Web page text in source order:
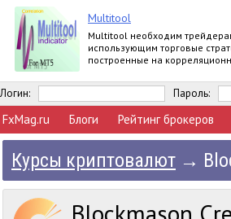
Multitool
Multitool необходим
использующим торговые
построенные на
Логин: Пароль:
FxMag.ru Блоги Рейтинг брокеров
Курсы криптовалют →